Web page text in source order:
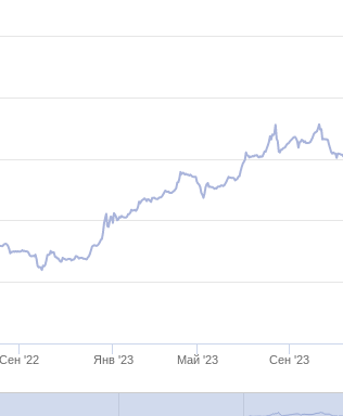
Сен '22 Янв '23 Май '23 Сен '23